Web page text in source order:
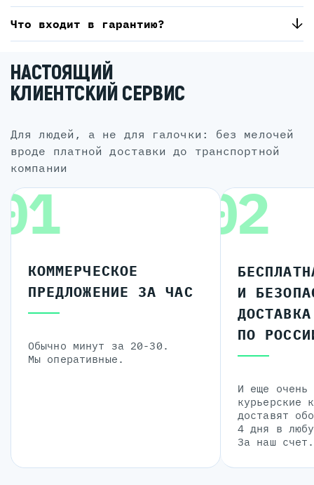
Что входит в гарантию?
НАСТОЯЩИЙ
КЛИЕНТСКИЙ СЕРВИС
для людей, а не для галочки: без мелочей
вроде платной доставки до транспортной
компании
КОММЕРЧЕСКОЕ
ПРЕДЛОЖЕНИЕ ЗА ЧАС
Обычно минут за 20-30.
Мы оперативные.
02
И
ДОСТАВКА
ПО
И еще очень
курьерские
доставят
4 дня в
За наш счет.